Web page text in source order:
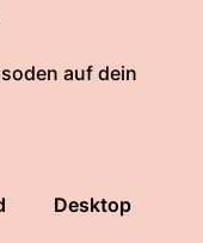
auf dein
Desktop